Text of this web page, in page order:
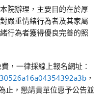
院辦理，主要目的在於厚
嚴重情緒行為者及其家屬
行為者獲得優良完善的照
，一律採線上報名網址：
，
止，懇請貴單位惠予公告並